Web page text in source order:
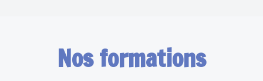
Nos formations